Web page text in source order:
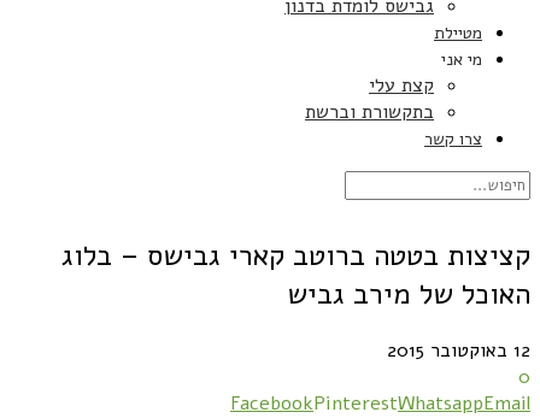
גבישס לומדת בדנון
מטיילת
מי אני
קצת עלי
בתקשורת וברשת
צרו קשר
קציצות בטטה ברוטב קארי גבישס – בלוג
האוכל של מירב גביש
12 באוקטובר 2015
0
FacebookPinterestWhatsappEmail